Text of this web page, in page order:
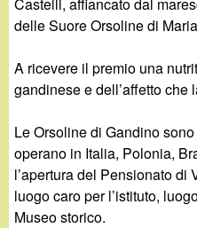
o
.
i
t
delle Suore Orsoline di
A ricevere il premio una
gandinese e dell’affetto che
Le Orsoline di Gandino
operano in Italia, Polonia,
l’apertura del Pensionato
luogo caro per l’istituto,
Museo storico.